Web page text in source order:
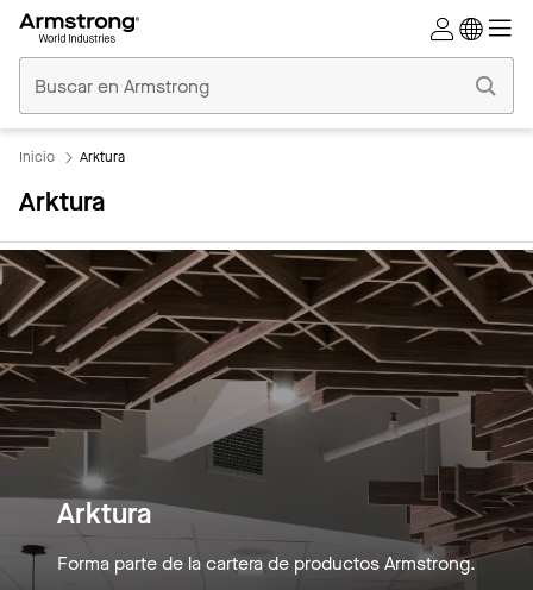
Comerciales
Inicio
Inicio Arktura
Arktura
Arktura
Forma parte de la cartera de productos Armstrong.